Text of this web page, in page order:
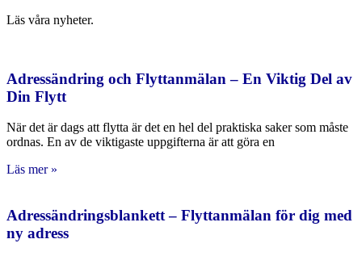
Läs våra nyheter.
Adressändring och Flyttanmälan – En Viktig Del av
Din Flytt
När det är dags att flytta är det en hel del praktiska saker som måste
ordnas. En av de viktigaste uppgifterna är att göra en
Läs mer »
Adressändringsblankett – Flyttanmälan för dig med
ny adress